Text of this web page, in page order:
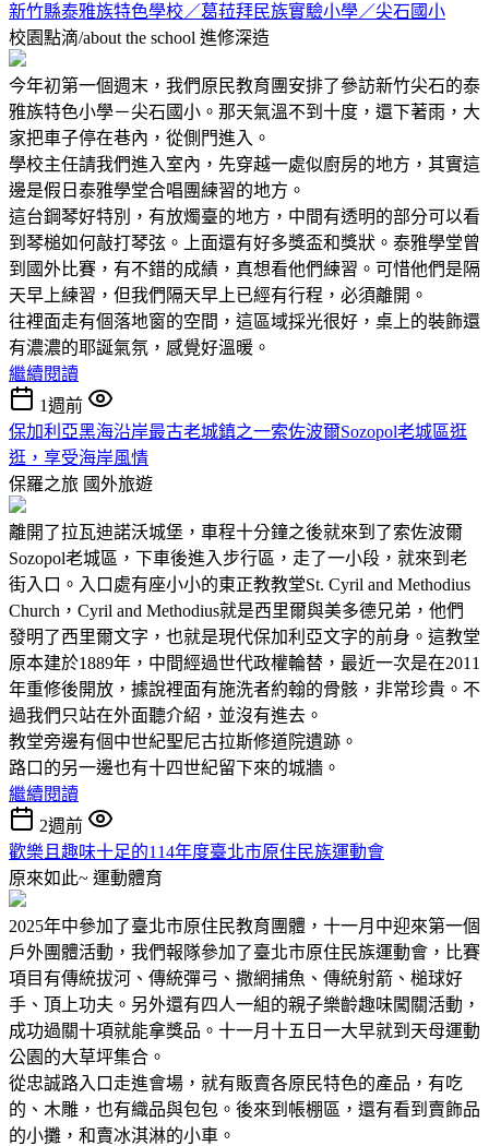
新竹縣泰雅族特色學校／葛菈拜民族實驗小學／尖石國小
校園點滴/about the school 進修深造
今年初第一個週末，我們原民教育團安排了參訪新竹尖石的泰
雅族特色小學－尖石國小。那天氣溫不到十度，還下著雨，大
家把車子停在巷內，從側門進入。
學校主任請我們進入室內，先穿越一處似廚房的地方，其實這
邊是假日泰雅學堂合唱團練習的地方。
這台鋼琴好特別，有放燭臺的地方，中間有透明的部分可以看
到琴槌如何敲打琴弦。上面還有好多獎盃和獎狀。泰雅學堂曾
到國外比賽，有不錯的成績，真想看他們練習。可惜他們是隔
天早上練習，但我們隔天早上已經有行程，必須離開。
往裡面走有個落地窗的空間，這區域採光很好，桌上的裝飾還
有濃濃的耶誕氣氛，感覺好溫暖。
繼續閱讀
1週前
保加利亞黑海沿岸最古老城鎮之一索佐波爾Sozopol老城區逛
逛，享受海岸風情
保羅之旅 國外旅遊
離開了拉瓦迪諾沃城堡，車程十分鐘之後就來到了索佐波爾
Sozopol老城區，下車後進入步行區，走了一小段，就來到老
街入口。入口處有座小小的東正教教堂St. Cyril and Methodius
Church，Cyril and Methodius就是西里爾與美多德兄弟，他們
發明了西里爾文字，也就是現代保加利亞文字的前身。這教堂
原本建於1889年，中間經過世代政權輪替，最近一次是在2011
年重修後開放，據說裡面有施洗者約翰的骨骸，非常珍貴。不
過我們只站在外面聽介紹，並沒有進去。
教堂旁邊有個中世紀聖尼古拉斯修道院遺跡。
路口的另一邊也有十四世紀留下來的城牆。
繼續閱讀
2週前
歡樂且趣味十足的114年度臺北市原住民族運動會
原來如此~ 運動體育
2025年中參加了臺北市原住民教育團體，十一月中迎來第一個
戶外團體活動，我們報隊參加了臺北市原住民族運動會，比賽
項目有傳統拔河、傳統彈弓、撒網捕魚、傳統射箭、槌球好
手、頂上功夫。另外還有四人一組的親子樂齡趣味闖關活動，
成功過關十項就能拿獎品。十一月十五日一大早就到天母運動
公園的大草坪集合。
從忠誠路入口走進會場，就有販賣各原民特色的產品，有吃
的、木雕，也有織品與包包。後來到帳棚區，還有看到賣飾品
的小攤，和賣冰淇淋的小車。